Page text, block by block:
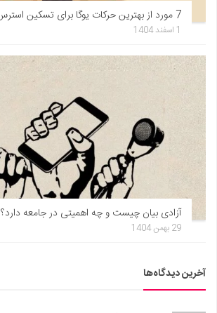
7 مورد از بهترین حرکات یوگا برای تسکین استرس
1 اسفند 1404
آزادی بیان چیست و چه اهمیتی در جامعه دارد؟
29 بهمن 1404
آخرین دیدگاه‌ها